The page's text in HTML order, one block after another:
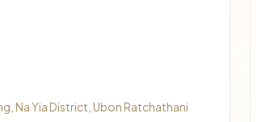
Na Yia District, Ubon Ratchathani